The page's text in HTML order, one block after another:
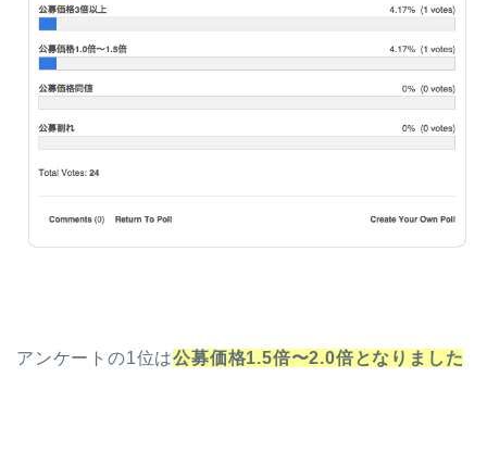
アンケートの1位は公募価格1.5倍〜2.0倍となりました